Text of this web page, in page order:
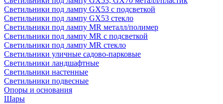
Светильники под лампу GX53 с подсветкой
Светильники под лампу GX53 стекло
Светильники под лампу MR металл/полимер
Светильники под лампу MR с подсветкой
Светильники под лампу MR стекло
Светильники уличные садово-парковые
Светильники ландшафтные
Светильники настенные
Светильники подвесные
Опоры и основания
Шары